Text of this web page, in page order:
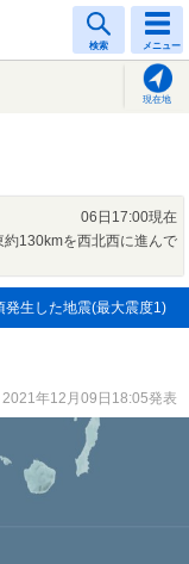
検索 メニュー
現在地
06日17:00現在
130kmを西北西に進んで
発生した地震(最大震度1)
2021年12月09日18:05発表